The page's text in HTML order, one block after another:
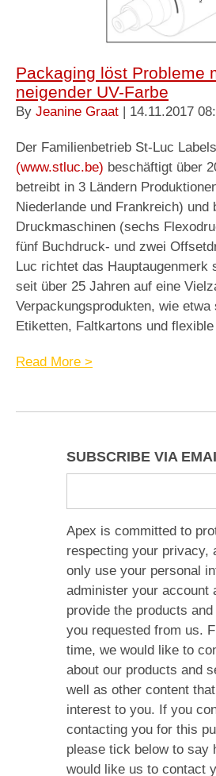
Packaging löst Probleme
neigender UV-Farbe
By Jeanine Graat | 14.11.2017
Der Familienbetrieb St-Luc
(www.stluc.be) beschäftigt über
betreibt in 3 Ländern
Niederlande und Frankreich) und
Druckmaschinen (sechs
fünf Buchdruck- und zwei
Luc richtet das Hauptaugenmerk
seit über 25 Jahren auf eine
Verpackungsprodukten, wie etwa
Etiketten, Faltkartons und
Read More >
SUBSCRIBE VIA
Apex is committed to
respecting your privacy,
only use your personal
administer your account
provide the products
you requested from us.
time, we would like to
about our products and
well as other content
interest to you. If you
contacting you for this
please tick below to say
would like us to contact